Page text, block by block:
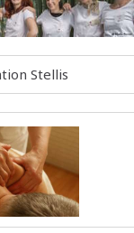
Stellis